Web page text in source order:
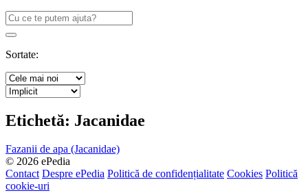
Caută
după:
Search
Sortate:
Etichetă: Jacanidae
Fazanii de apa (Jacanidae)
© 2026 ePedia
Contact Despre ePedia Politică de confidențialitate Cookies Politică
cookie-uri